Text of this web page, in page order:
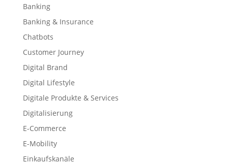
Banking
Banking & Insurance
Chatbots
Customer Journey
Digital Brand
Digital Lifestyle
Digitale Produkte & Services
Digitalisierung
E-Commerce
E-Mobility
Einkaufskanäle